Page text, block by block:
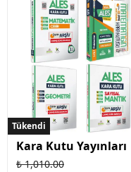
Tükendi
Tükendi
Kara Kutu Yayınları
₺ 1,010.00